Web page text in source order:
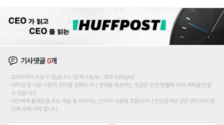
기사댓글0개
200자까지 쓰실 수 있습니다. (현재 0 byte / 최대 400byte)
저작권 등 다른 사람의 권리를 침해하거나 명예를 훼손하는 댓글은 관련 법률에 의해 제재를 받을
수 있습니다.
타인에게 불쾌감을 주는 욕설 등 비하하는 단어가 내용에 포함되거나 인신공격성 글은 관리자의 판
단에 의해 삭제 합니다.